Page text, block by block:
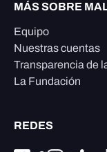
MÁS SOBRE
Equipo
Nuestras cuentas
Transparencia de
La Fundación
REDES